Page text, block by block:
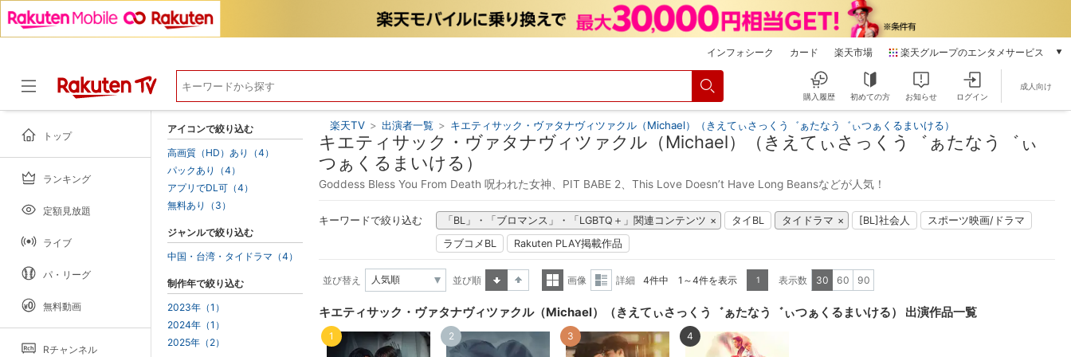
インフォシーク カード 楽天市場 楽天グループのエンタメサービス
本/ゲーム/CD/DVD
楽天ブックス
電子書籍
音楽配信
動画配信
無料テレビ
Rチャンネル
購入履歴 初めての方 お知らせ ログイン
成人向け
トップ
ランキング
定額見放題
ライブ
パ・リーグ
無料動画
Rチャンネル
楽天TV > 出演者一覧 > キエティサック・ヴァタナヴィツァクル（Michael）（きえてぃさっくう゛ぁたなう゛ぃつぁくるまいける）
キエティサック・ヴァタナヴィツァクル（Michael）（きえてぃさっくう゛ぁたなう゛ぃ
つぁくるまいける）
Goddess Bless You From Death 呪われた女神、PIT BABE 2、This Love Doesn’t Have Long Beansなどが人気！
キーワードで絞り込む 「BL」・「ブロマンス」・「LGBTQ＋」関連コンテンツ タイBL タイドラマ [BL]社会人
スポーツ映画/ドラマ
ラブコメBL
Rakuten PLAY掲載作品
並び替え
並び順
表示
画像
表示
詳細 4件中 1～4件を表示 1 表示数 30 60 90
キエティサック・ヴァタナヴィツァクル（Michael）（きえてぃさっくう゛ぁたなう゛ぃつぁくるまいける） 出演作品一覧
1 2 3 4
アイコンで絞り込む
高画質（HD）あり（4）
パックあり（4）
アプリでDL可（4）
無料あり（3）
ジャンルで絞り込む
中国・台湾・タイドラマ（4）
制作年で絞り込む
2023年（1）
2024年（1）
2025年（2）